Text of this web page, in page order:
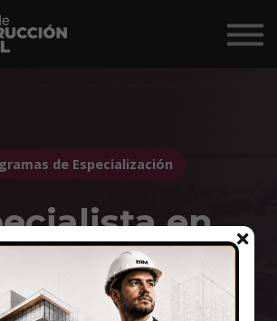
Comunidad
Iniciar Sesión
de Especialización
en
BIM